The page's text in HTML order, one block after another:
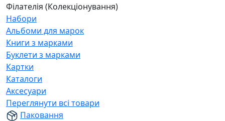
Філателія (Колекціонування)
Набори
Альбоми для марок
Книги з марками
Буклети з марками
Картки
Каталоги
Аксесуари
Переглянути всі товари
Паковання